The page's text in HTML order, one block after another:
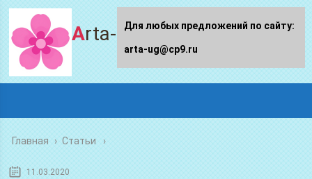
Arta-ug.ru
Главная › Статьи
11.03.2020
Для любых предложений по сайту:
arta-ug@cp9.ru